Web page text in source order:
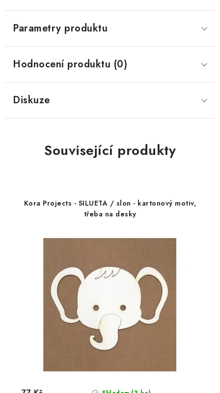
Parametry produktu
Hodnocení produktu (0)
Diskuze
Související produkty
Kora Projects - SILUETA / slon - kartonový motiv,
třeba na desky